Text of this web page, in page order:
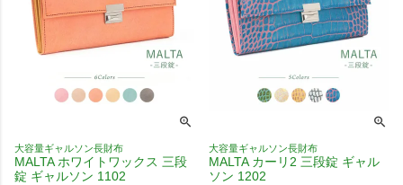
大容量ギャルソン長財布
MALTA ホワイトワックス 三段
錠 ギャルソン 1102
大容量ギャルソン長財布
MALTA カーリ2 三段錠 ギャル
ソン 1202